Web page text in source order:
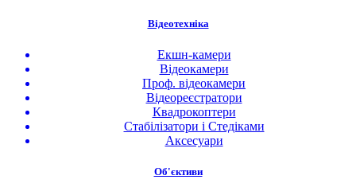
Відеотехніка
Екшн-камери
Відеокамери
Проф. відеокамери
Відеореєстратори
Квадрокоптери
Стабілізатори і Стедіками
Аксесуари
Об'єктиви